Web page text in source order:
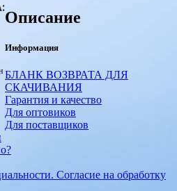
Описание
Информация
БЛАНК ВОЗВРАТА ДЛЯ
СКАЧИВАНИЯ
Гарантия и качество
Для оптовиков
Для поставщиков
Согласие на обработку